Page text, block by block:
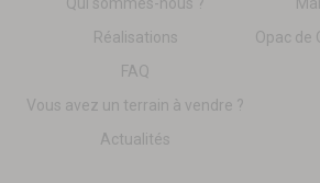
Qui sommes-nous ?
Réalisations
FAQ
Vous avez un terrain à vendre ?
Actualités
Opac de